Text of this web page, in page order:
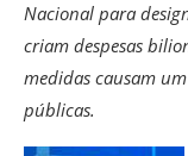
Nacional para
criam despesas
medidas causam
públicas.